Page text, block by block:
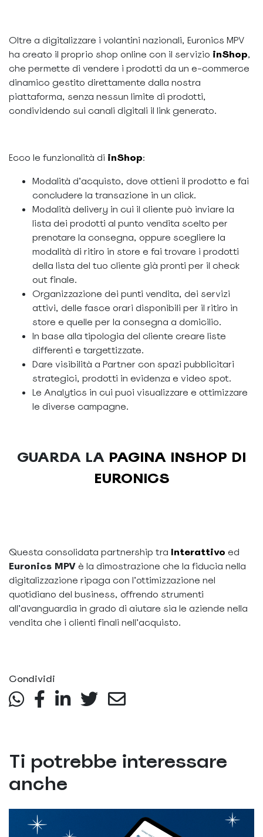
Oltre a digitalizzare i volantini nazionali, Euronics MPV
ha creato il proprio shop online con il servizio inShop,
che permette di vendere i prodotti da un e-commerce
dinamico gestito direttamente dalla nostra
piattaforma, senza nessun limite di prodotti,
condividendo sui canali digitali il link generato.
Ecco le funzionalità di inShop:
Modalità d’acquisto, dove ottieni il prodotto e fai
concludere la transazione in un click.
Modalità delivery in cui il cliente può inviare la
lista dei prodotti al punto vendita scelto per
prenotare la consegna, oppure scegliere la
modalità di ritiro in store e fai trovare i prodotti
della lista del tuo cliente già pronti per il check
out finale.
Organizzazione dei punti vendita, dei servizi
attivi, delle fasce orari disponibili per il ritiro in
store e quelle per la consegna a domicilio.
In base alla tipologia del cliente creare liste
differenti e targettizzate.
Dare visibilità a Partner con spazi pubblicitari
strategici, prodotti in evidenza e video spot.
Le Analytics in cui puoi visualizzare e ottimizzare
le diverse campagne.
GUARDA LA PAGINA INSHOP DI
EURONICS
Questa consolidata partnership tra Interattivo ed
Euronics MPV è la dimostrazione che la fiducia nella
digitalizzazione ripaga con l’ottimizzazione nel
quotidiano del business, offrendo strumenti
all’avanguardia in grado di aiutare sia le aziende nella
vendita che i clienti finali nell’acquisto.
Condividi
Ti potrebbe interessare
anche